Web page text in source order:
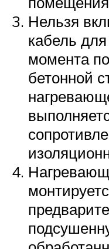
Нельзя
кабель
момента
бетонной